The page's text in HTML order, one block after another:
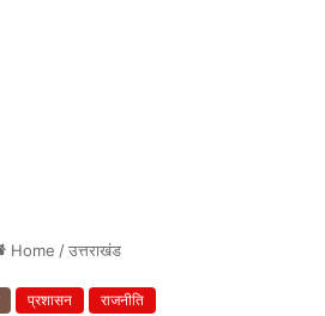
Home /उत्तराखंड
प्रशासन राजनीति